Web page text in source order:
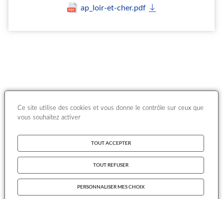
ap_loir-et-cher.pdf
Ce site utilise des cookies et vous donne le contrôle sur ceux que
vous souhaitez activer
TOUT ACCEPTER
TOUT REFUSER
PERSONNALISER MES CHOIX